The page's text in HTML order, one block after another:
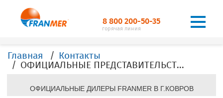
8 800 200-50-35
горячая линия
Главная
Контакты
ОФИЦИАЛЬНЫЕ ПРЕДСТАВИТЕЛЬСТВА, ДИЛЕРЫ, ОФИСЫ, FRANMER в г.Ковров
ОФИЦИАЛЬНЫЕ ДИЛЕРЫ FRANMER В Г.КОВРОВ